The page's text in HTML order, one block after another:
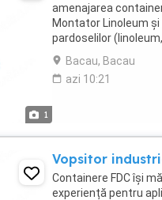
1
amenajarea
Montator Linoleum
pardoselilor
la detalii; ...
Bacau, Bacau
azi 10:21
Vopsitor
Containere FDC își
experiență pentru